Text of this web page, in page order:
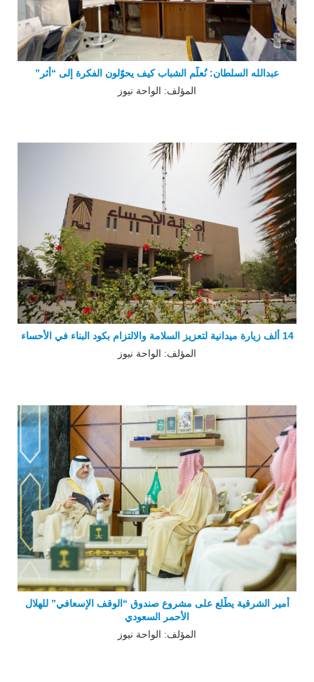
عبدالله السلطان: نُعلّم الشباب كيف يحوّلون الفكرة إلى “أثر”
المؤلف: الواحة نيوز
14 ألف زيارة ميدانية لتعزيز السلامة والالتزام بكود البناء في الأحساء
المؤلف: الواحة نيوز
أمير الشرقية يطّلع على مشروع صندوق “الوقف الإسعافي” للهلال
الأحمر السعودي
المؤلف: الواحة نيوز